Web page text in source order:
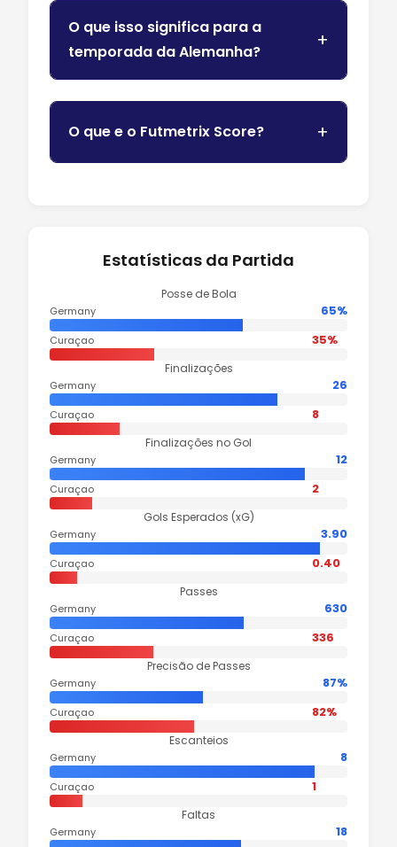
O que isso significa para a
temporada da Alemanha?
O que e o Futmetrix Score?
Estatísticas da Partida
Posse de Bola
Germany 65%
Curaçao 35%
Finalizações
Germany 26
Curaçao 8
Finalizações no Gol
Germany 12
Curaçao 2
Gols Esperados (xG)
Germany 3.90
Curaçao 0.40
Passes
Germany 630
Curaçao 336
Precisão de Passes
Germany 87%
Curaçao 82%
Escanteios
Germany 8
Curaçao 1
Faltas
Germany 18